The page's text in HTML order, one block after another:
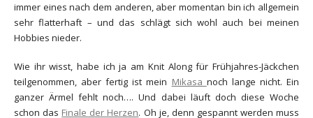
immer eines nach dem anderen, aber momentan bin ich allgemein
sehr flatterhaft – und das schlägt sich wohl auch bei meinen
Hobbies nieder.
Wie ihr wisst, habe ich ja am Knit Along für Frühjahres-Jäckchen
teilgenommen, aber fertig ist mein Mikasa noch lange nicht. Ein
ganzer Ärmel fehlt noch…. Und dabei läuft doch diese Woche
schon das Finale der Herzen. Oh je, denn gespannt werden muss